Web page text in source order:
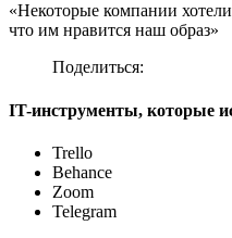
«Некоторые компании
что им нравится наш образ»
Поделиться:
IT-инструменты, которые
Trello
Behance
Zoom
Telegram